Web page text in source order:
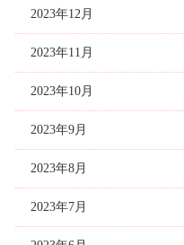
2023年12月
2023年11月
2023年10月
2023年9月
2023年8月
2023年7月